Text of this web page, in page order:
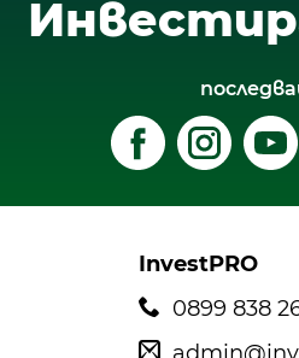
InvestPRO
0899 838